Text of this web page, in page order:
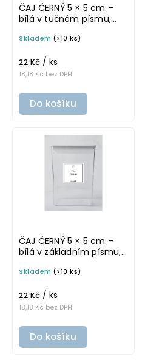
ČAJ ČERNÝ 5 × 5 cm –
bílá v tučném písmu,
na potravinové dózy
Skladem (>10 ks)
18,18 Kč bez DPH
22 Kč / ks
Do košíku
ČAJ ČERNÝ 5 × 5 cm –
bílá v základním písmu,
na potravinové dózy
Skladem (>10 ks)
18,18 Kč bez DPH
22 Kč / ks
Do košíku